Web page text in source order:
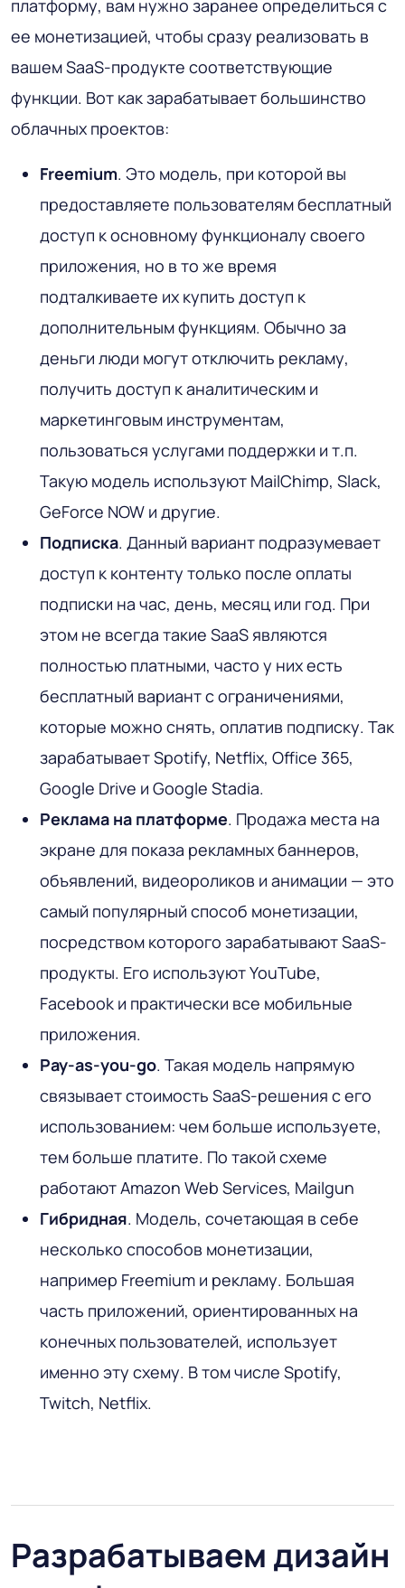
платформу, вам нужно заранее определиться с
ее монетизацией, чтобы сразу реализовать в
вашем SaaS-продукте соответствующие
функции. Вот как зарабатывает большинство
облачных проектов:
Freemium. Это модель, при которой вы
предоставляете пользователям бесплатный
доступ к основному функционалу своего
приложения, но в то же время
подталкиваете их купить доступ к
дополнительным функциям. Обычно за
деньги люди могут отключить рекламу,
получить доступ к аналитическим и
маркетинговым инструментам,
пользоваться услугами поддержки и т.п.
Такую модель используют MailChimp, Slack,
GeForce NOW и другие.
Подписка. Данный вариант подразумевает
доступ к контенту только после оплаты
подписки на час, день, месяц или год. При
этом не всегда такие SaaS являются
полностью платными, часто у них есть
бесплатный вариант с ограничениями,
которые можно снять, оплатив подписку. Так
зарабатывает Spotify, Netflix, Office 365,
Google Drive и Google Stadia.
Реклама на платформе. Продажа места на
экране для показа рекламных баннеров,
объявлений, видеороликов и анимации — это
самый популярный способ монетизации,
посредством которого зарабатывают SaaS-
продукты. Его используют YouTube,
Facebook и практически все мобильные
приложения.
Pay-as-you-go. Такая модель напрямую
связывает стоимость SaaS-решения с его
использованием: чем больше используете,
тем больше платите. По такой схеме
работают Amazon Web Services, Mailgun
Гибридная. Модель, сочетающая в себе
несколько способов монетизации,
например Freemium и рекламу. Большая
часть приложений, ориентированных на
конечных пользователей, использует
именно эту схему. В том числе Spotify,
Twitch, Netflix.
Разрабатываем дизайн